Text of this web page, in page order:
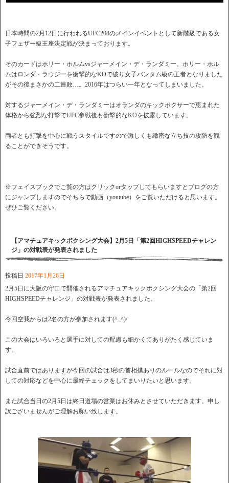
日本時間の2月12日に行われるUFC208のメインイベントとして新階級である女
子フェザー級王座決定戦が決まっております。
そのカードはホリー・ホルムvsジャーメイン・デ・ランダミー。ホリー・ホル
ムはロンダ・ラウジーを衝撃的なKOで破り女子バンタム級の王者となりました
がその後まさかの二連敗…。2016年はつらい一年となってしまいました。
対するジャーメイン・デ・ランダミーはオランダのキックボクサーで恵まれた
体格から強烈な打撃でUFC参戦後も衝撃的なKOを披露しています。
両者とも打撃を中心に戦うスタイルですので激しくも緻密な立ち技の攻防を観
ることができそうです。
※フェイスブックでご覧の方はクリックorタップしてもらいますとブログの方
にジャンプしますのでそちらで動画（youtube）をご覧いただけると思います。
ぜひご覧ください。
【アマチュアキックボクシング大会】2月5日「第2回HIGHSPEEDチャレン
ジ」の対戦表が発表されました
投稿日 2017年1月26日
2月5日に大阪の守口で開催されるアマチュアキックボクシング大会の「第2回
HIGHSPEEDチャレンジ」の対戦表が発表されました。
今回空我からは2名の方が参加されます(^_^)/
この大会はいろいろと選手に対しての配慮も細かくてありがたく感じていま
す。
試合直前ではありますが今回の試合は3秒の首相撲ありのルールなのでそれに対
しての対応などを中心に最終チェックをしてまいりたいと思います。
また試合当日の2月5日は終日道場の営業はお休みとさせていただきます。申し
訳ございませんがご理解お願い致します。